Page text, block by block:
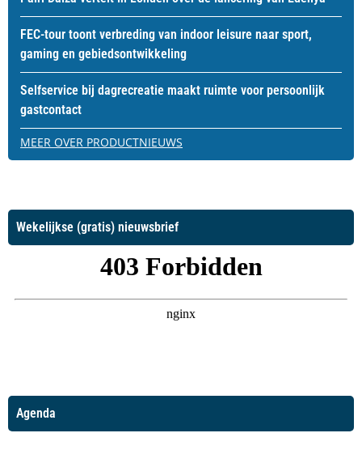
FEC-tour toont verbreding van indoor leisure naar sport,
gaming en gebiedsontwikkeling
Selfservice bij dagrecreatie maakt ruimte voor persoonlijk
gastcontact
MEER OVER PRODUCTNIEUWS
Wekelijkse (gratis) nieuwsbrief
Agenda